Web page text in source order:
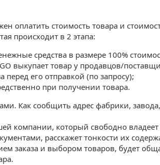
оплатить стоимость товара и
происходит в 2 этапа:
средства в размере 100%
выкупает товар у продавцов/
перед его отправкой (по запросу);
при получении товара.
Как сообщить адрес фабрики,
компании, который свободно
расскажет тонкости их
заказа и выбором товаров, будет